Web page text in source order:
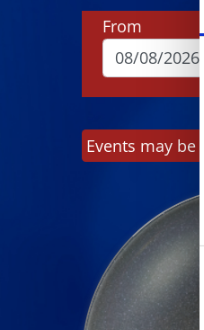
From
Events may